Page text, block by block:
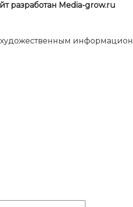
разработан Media-grow.ru
художественным